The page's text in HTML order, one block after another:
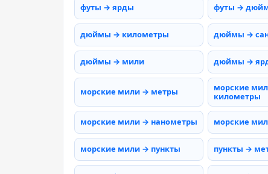
футы → ярды футы →
дюймы → километры дюймы →
дюймы → мили дюймы →
морские мили → метры
морские
километры
морские мили → нанометры морские
морские мили → пункты пункты →